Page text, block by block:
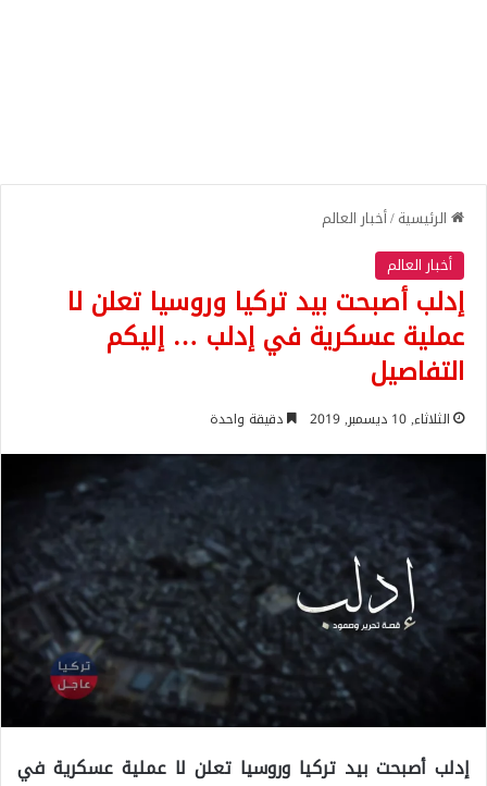
الرئيسية/أخبار العالم
أخبار العالم
إدلب أصبحت بيد تركيا وروسيا تعلن لا
عملية عسكرية في إدلب … إليكم
التفاصيل
الثلاثاء, 10 ديسمبر, 2019 دقيقة واحدة
إدلب أصبحت بيد تركيا وروسيا تعلن لا عملية عسكرية في